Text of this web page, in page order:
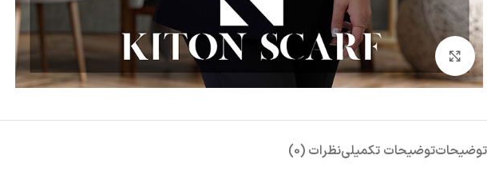
بزرگنمایی تصویر
توضیحاتتوضیحات تکمیلینظرات (0)